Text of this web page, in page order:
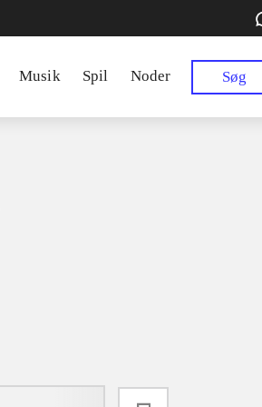
Musik Spil Noder Søg